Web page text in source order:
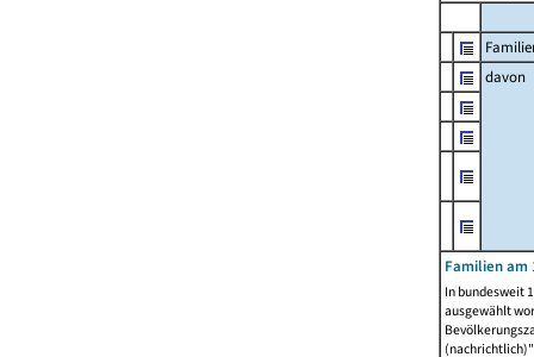
davon
Familien am
In bundesweit
ausgewählt